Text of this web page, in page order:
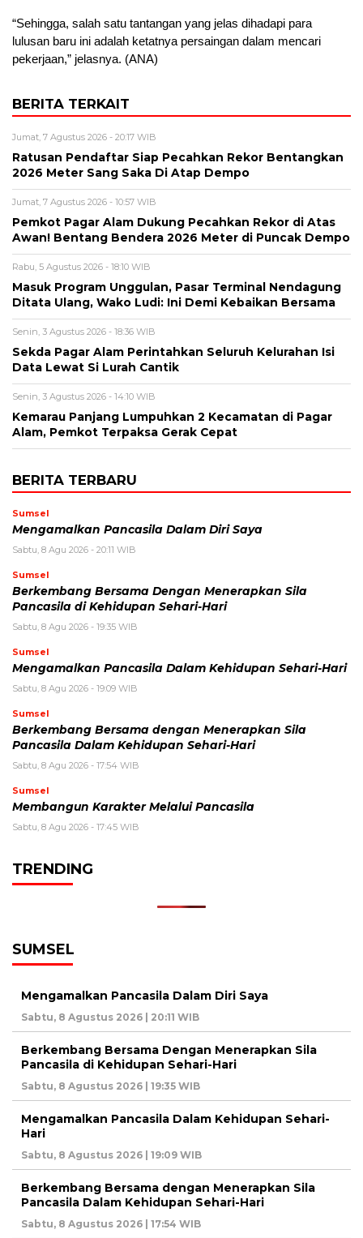
“Sehingga, salah satu tantangan yang jelas dihadapi para
lulusan baru ini adalah ketatnya persaingan dalam mencari
pekerjaan,” jelasnya. (ANA)
BERITA TERKAIT
Jumat, 7 Agustus 2026 - 20:17 WIB
Ratusan Pendaftar Siap Pecahkan Rekor Bentangkan
2026 Meter Sang Saka Di Atap Dempo
Jumat, 7 Agustus 2026 - 10:57 WIB
Pemkot Pagar Alam Dukung Pecahkan Rekor di Atas
Awan! Bentang Bendera 2026 Meter di Puncak Dempo
Rabu, 5 Agustus 2026 - 18:10 WIB
Masuk Program Unggulan, Pasar Terminal Nendagung
Ditata Ulang, Wako Ludi: Ini Demi Kebaikan Bersama
Senin, 3 Agustus 2026 - 18:36 WIB
Sekda Pagar Alam Perintahkan Seluruh Kelurahan Isi
Data Lewat Si Lurah Cantik
Senin, 3 Agustus 2026 - 14:10 WIB
Kemarau Panjang Lumpuhkan 2 Kecamatan di Pagar
Alam, Pemkot Terpaksa Gerak Cepat
BERITA TERBARU
Sumsel
Mengamalkan Pancasila Dalam Diri Saya
Sabtu, 8 Agu 2026 - 20:11 WIB
Sumsel
Berkembang Bersama Dengan Menerapkan Sila
Pancasila di Kehidupan Sehari-Hari
Sabtu, 8 Agu 2026 - 19:35 WIB
Sumsel
Mengamalkan Pancasila Dalam Kehidupan Sehari-Hari
Sabtu, 8 Agu 2026 - 19:09 WIB
Sumsel
Berkembang Bersama dengan Menerapkan Sila
Pancasila Dalam Kehidupan Sehari-Hari
Sabtu, 8 Agu 2026 - 17:54 WIB
Sumsel
Membangun Karakter Melalui Pancasila
Sabtu, 8 Agu 2026 - 17:45 WIB
TRENDING
SUMSEL
Mengamalkan Pancasila Dalam Diri Saya
Sabtu, 8 Agustus 2026 | 20:11 WIB
Berkembang Bersama Dengan Menerapkan Sila
Pancasila di Kehidupan Sehari-Hari
Sabtu, 8 Agustus 2026 | 19:35 WIB
Mengamalkan Pancasila Dalam Kehidupan Sehari-
Hari
Sabtu, 8 Agustus 2026 | 19:09 WIB
Berkembang Bersama dengan Menerapkan Sila
Pancasila Dalam Kehidupan Sehari-Hari
Sabtu, 8 Agustus 2026 | 17:54 WIB